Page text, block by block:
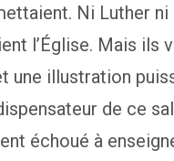
Ni Luther
l’Église. Mais ils
une illustration
de ce
échoué à